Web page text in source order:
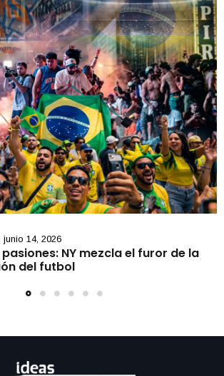
junio 14, 2026
NY mezcla el furor de la
del futbol